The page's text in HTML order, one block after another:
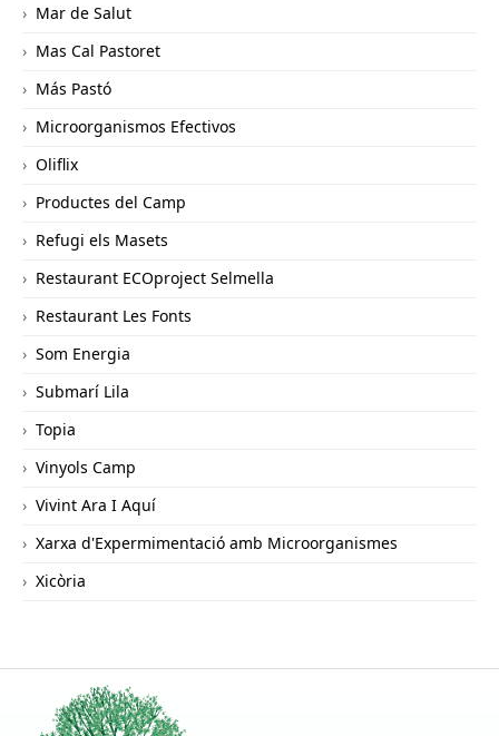
Mar de Salut
Mas Cal Pastoret
Más Pastó
Microorganismos Efectivos
Oliflix
Productes del Camp
Refugi els Masets
Restaurant ECOproject Selmella
Restaurant Les Fonts
Som Energia
Submarí Lila
Topia
Vinyols Camp
Vivint Ara I Aquí
Xarxa d'Expermimentació amb Microorganismes
Xicòria